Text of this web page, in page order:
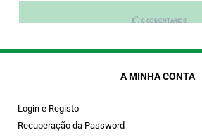
0 COMENTÁRIOS
A MINHA CONTA
Login e Registo
Recuperação da Password